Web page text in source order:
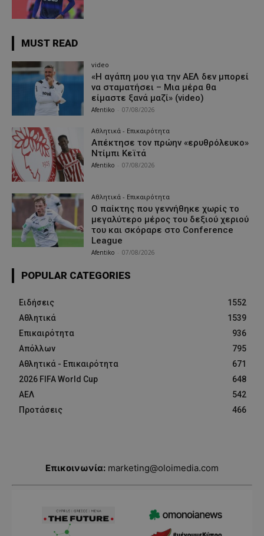
MUST READ
video
«Η αγάπη μου για την ΑΕΛ δεν μπορεί
να σταματήσει – Μια μέρα θα
είμαστε ξανά μαζί» (video)
Afentiko 07/08/2026
Αθλητικά - Επικαιρότητα
Απέκτησε τον πρώην «ερυθρόλευκο»
Ντίμπι Κεϊτά
Afentiko 07/08/2026
Αθλητικά - Επικαιρότητα
Ο παίκτης που γεννήθηκε χωρίς το
μεγαλύτερο μέρος του δεξιού χεριού
του και σκόραρε στο Conference
League
Afentiko 07/08/2026
POPULAR CATEGORIES
Ειδήσεις
1552
Αθλητικά
1539
Επικαιρότητα
936
Απόλλων
795
Αθλητικά - Επικαιρότητα
671
2026 FIFA World Cup
648
ΑΕΛ
542
Προτάσεις
466
Επικοινωνία: marketing@oloimedia.com